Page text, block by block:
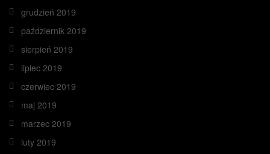
grudzień 2019
październik 2019
sierpień 2019
lipiec 2019
czerwiec 2019
maj 2019
marzec 2019
luty 2019